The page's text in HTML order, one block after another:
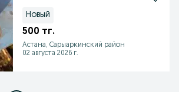
Новый
500 тг.
Астана, Сарыаркинский район
02 августа 2026 г.